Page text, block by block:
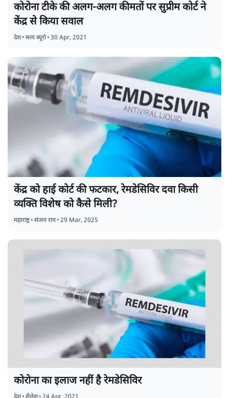
कोरोना टीके की अलग-अलग कीमतों पर सुप्रीम कोर्ट ने
केंद्र से किया सवाल
देश•सत्य ब्यूरो•30 Apr, 2021
केंद्र को हाई कोर्ट की फटकार, रेमडेसिविर दवा किसी
व्यक्ति विशेष को कैसे मिली?
महाराष्ट्र•संजय राय•29 Mar, 2025
कोरोना का इलाज नहीं है रेमडेसिविर